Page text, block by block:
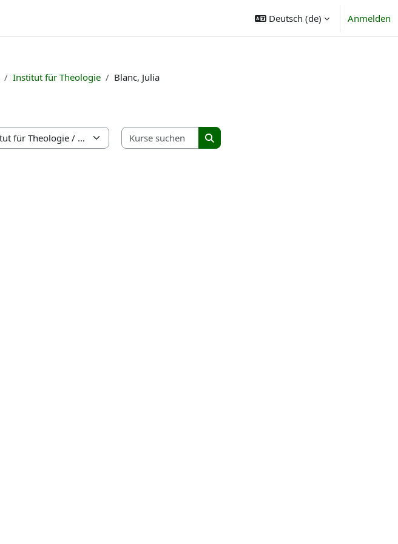
Deutsch ‎(de)‎ Anmelden
Institut für Theologie Blanc, Julia
Kurse suchen
Kurse suchen